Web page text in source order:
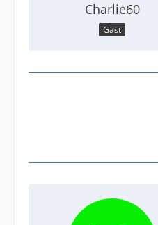
Charlie60
Gast